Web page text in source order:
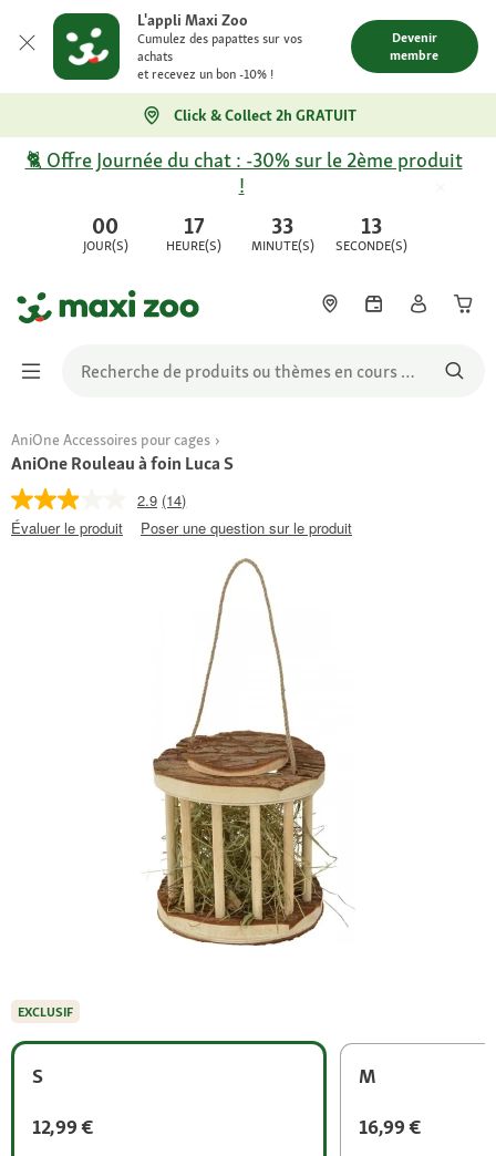
L'appli Maxi Zoo
Cumulez des papattes sur vos
achats
et recevez un bon -10% !
Devenir
membre
Click & Collect 2h GRATUIT
00
JOUR(S)
17
HEURE(S)
33
MINUTE(S)
13
SECONDE(S)
🐈 Offre Journée du chat : -30% sur le 2ème produit
!
AniOne Accessoires pour cages
AniOne Rouleau à foin Luca S
2.9 (14)
Évaluer le produit
Poser une question sur le produit
S
12,99 €
M
16,99 €
EXCLUSIF